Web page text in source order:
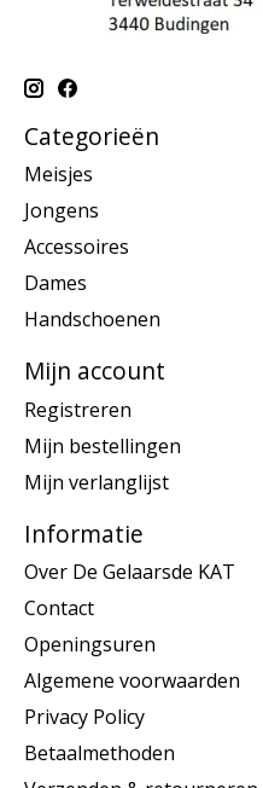
Categorieën
Meisjes
Jongens
Accessoires
Dames
Handschoenen
Mijn account
Registreren
Mijn bestellingen
Mijn verlanglijst
Informatie
Over De Gelaarsde KAT
Contact
Openingsuren
Algemene voorwaarden
Privacy Policy
Betaalmethoden